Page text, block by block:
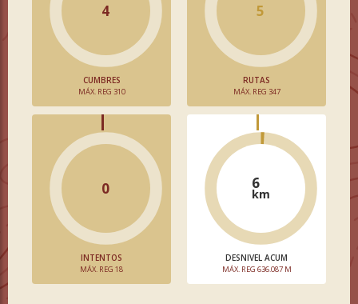
4
CUMBRES
MÁX. REG 310
5
RUTAS
MÁX. REG 347
0
INTENTOS
MÁX. REG 18
6
km
DESNIVEL ACUM
MÁX. REG 636.087 M